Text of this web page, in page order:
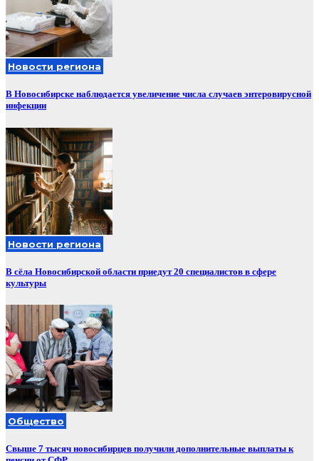
Новости региона
В Новосибирске наблюдается увеличение числа случаев энтеровирусной
инфекции
Новости региона
В сёла Новосибирской области приедут 20 специалистов в сфере
культуры
Общество
Свыше 7 тысяч новосибирцев получили дополнительные выплаты к